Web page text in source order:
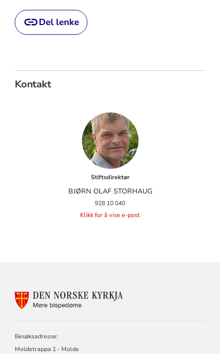
Del lenke
Kontakt
Stiftsdirektør
BJØRN OLAF STORHAUG
928 10 040
Klikk for å vise e-post
KONTAKTINFORMASJON
Besøksadresse:
Moldetrappa 1 - Molde